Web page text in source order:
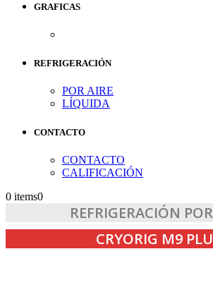
GRAFICAS
REFRIGERACIÓN
POR AIRE
LÍQUIDA
CONTACTO
CONTACTO
CALIFICACIÓN
0 items0
REFRIGERACIÓN
CRYORIG M9